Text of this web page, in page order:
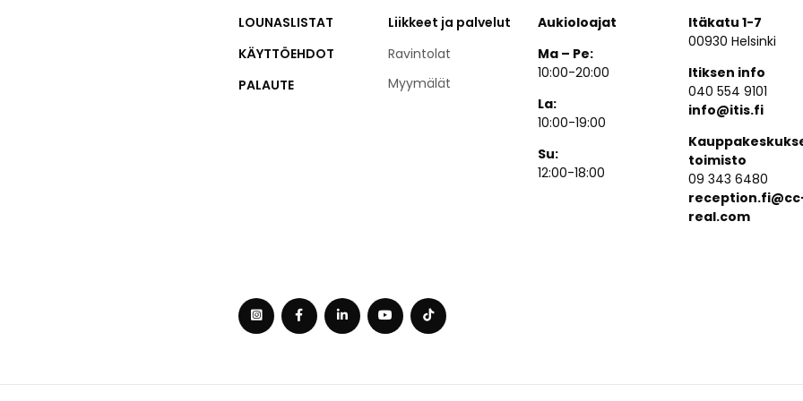
LOUNASLISTAT
KÄYTTÖEHDOT
PALAUTE
Liikkeet ja palvelut
Ravintolat
Myymälät
Aukioloajat
Ma – Pe:
10:00-20:00
La:
10:00-19:00
Su:
12:00-18:00
Itäkatu 1-7
00930 Helsinki
Itiksen info
040 554 9101
info@itis.fi
toimisto
09 343 6480
real.com